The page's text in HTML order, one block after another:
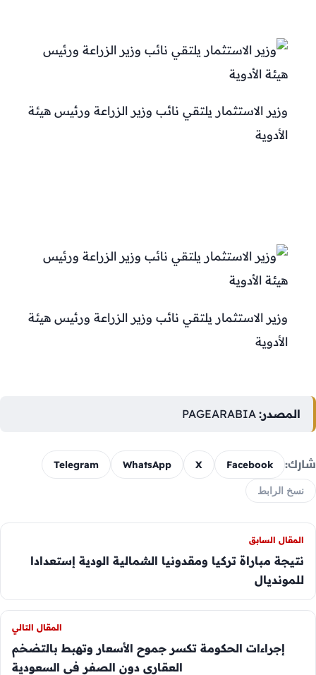
وزير الاستثمار يلتقي نائب وزير الزراعة ورئيس هيئة
الأدوية
وزير الاستثمار يلتقي نائب وزير الزراعة ورئيس هيئة
الأدوية
المصدر:
شارك: Facebook
X
WhatsApp
Telegram
نسخ الرابط
المقال السابق
نتيجة مباراة تركيا ومقدونيا الشمالية الودية إستعدادا
للمونديال
المقال التالي
إجراءات الحكومة تكسر جموح الأسعار وتهبط بالتضخم
العقاري دون الصفر في السعودية